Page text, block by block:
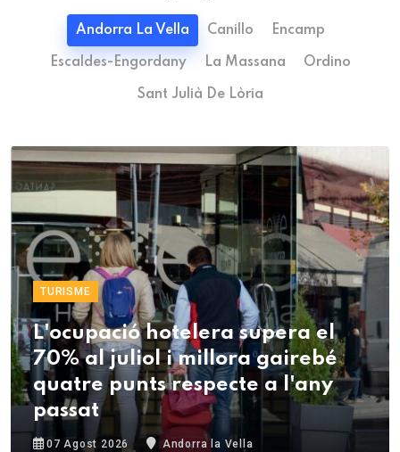
Andorra La Vella Canillo Encamp
Escaldes-Engordany La Massana Ordino
Sant Julià De Lòria
TURISME
L'ocupació hotelera supera el
70% al juliol i millora gairebé
quatre punts respecte a l'any
passat
07 Agost 2026 Andorra la Vella